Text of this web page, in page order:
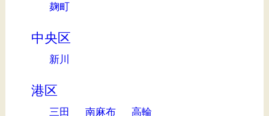
麹町
中央区
新川
港区
三田 南麻布 高輪